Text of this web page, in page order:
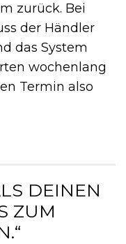
zurück. Bei
der Händler
das System
wochenlang
Termin also
DEINEN
B